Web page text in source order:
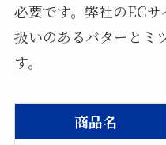
必要です。弊社のEC
扱いのあるバターとミ
す。
商品名